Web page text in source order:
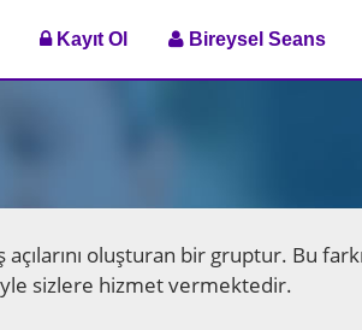
Kayıt Ol Bireysel Seans
oluşturan bir gruptur. Bu
sizlere hizmet vermektedir.